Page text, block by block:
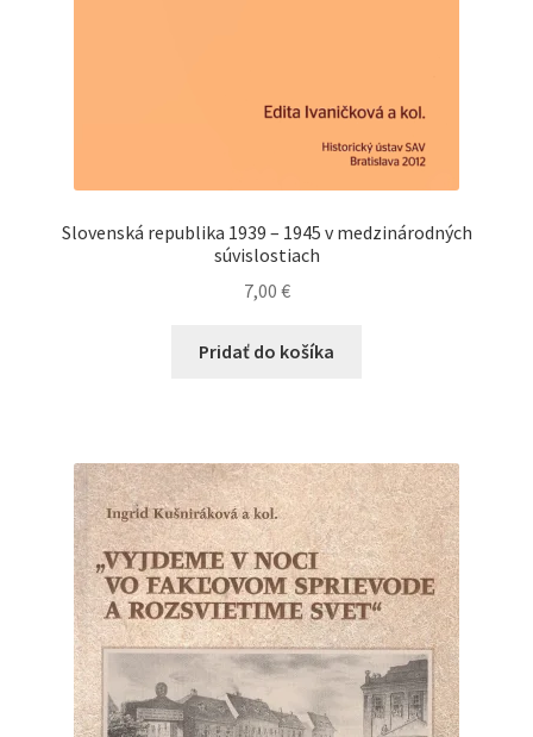
Slovenská republika 1939 – 1945 v medzinárodných
súvislostiach
7,00 €
Pridať do košíka